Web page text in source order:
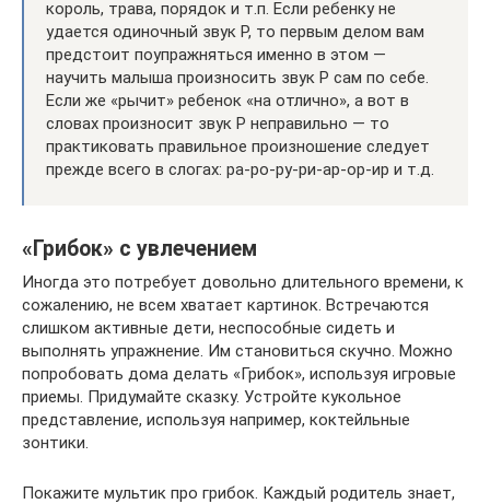
король, трава, порядок и т.п. Если ребенку не
удается одиночный звук Р, то первым делом вам
предстоит поупражняться именно в этом —
научить малыша произносить звук Р сам по себе.
Если же «рычит» ребенок «на отлично», а вот в
словах произносит звук Р неправильно — то
практиковать правильное произношение следует
прежде всего в слогах: ра-ро-ру-ри-ар-ор-ир и т.д.
«Грибок» с увлечением
Иногда это потребует довольно длительного времени, к
сожалению, не всем хватает картинок. Встречаются
слишком активные дети, неспособные сидеть и
выполнять упражнение. Им становиться скучно. Можно
попробовать дома делать «Грибок», используя игровые
приемы. Придумайте сказку. Устройте кукольное
представление, используя например, коктейльные
зонтики.
Покажите мультик про грибок. Каждый родитель знает,